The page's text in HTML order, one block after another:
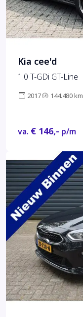
Kia cee'd
1.0 T-GDi GT-Line
2017 144.480 km
va. € 146,- p/m